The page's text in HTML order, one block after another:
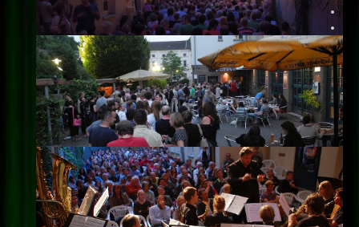
Ticketinfos
Ort
Anreise
Wetter
Kinogutschein
Konzept
Archiv
Kontakt